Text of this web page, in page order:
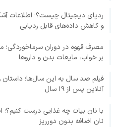
ردپای دیجیتال چیست؟؛ اطلاعات
و کاهش داده‌های قابل ردیابی
مصرف قهوه در دوران سرماخوردگی؛
بر خواب، مایعات بدن و داروها
فیلم صد سال به این سال‌ها؛ داستان
آنلاین پس از ۱۹ سال
با نان بیات چه غذایی درست کنیم؟؛
نان اضافه بدون دورریز